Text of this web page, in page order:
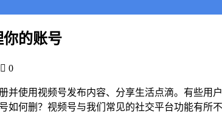
的账号
0
并使用视频号发布内容、分享生活点滴。有些
如何删？视频号与我们常见的社交平台功能有